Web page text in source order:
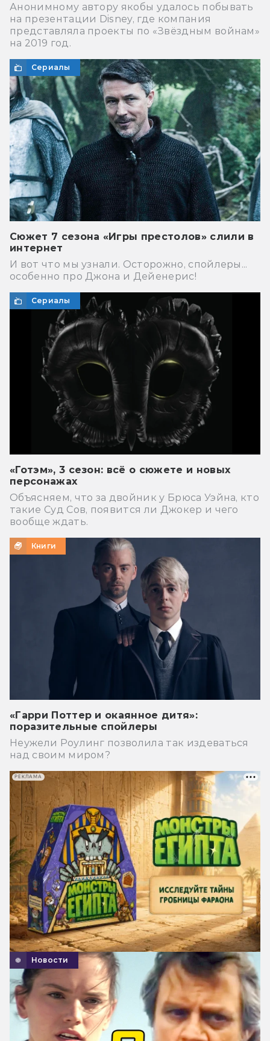
Анонимному автору якобы удалось побывать
на презентации Disney, где компания
представляла проекты по «Звёздным войнам»
на 2019 год.
Сериалы
Сюжет 7 сезона «Игры престолов» слили в
интернет
И вот что мы узнали. Осторожно, спойлеры...
особенно про Джона и Дейенерис!
Сериалы
«Готэм», 3 сезон: всё о сюжете и новых
персонажах
Объясняем, что за двойник у Брюса Уэйна, кто
такие Суд Сов, появится ли Джокер и чего
вообще ждать.
Книги
«Гарри Поттер и окаянное дитя»:
поразительные спойлеры
Неужели Роулинг позволила так издеваться
над своим миром?
Новости
РЕКЛАМА